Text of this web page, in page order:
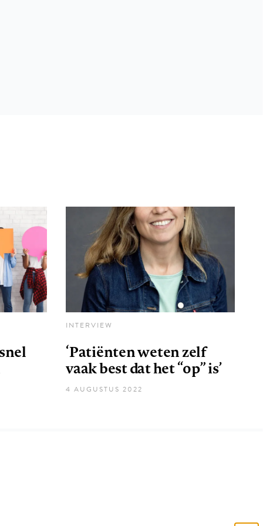
INTERVIEW
‘Patiënten weten zelf
vaak best dat het “op” is’
4 AUGUSTUS 2022